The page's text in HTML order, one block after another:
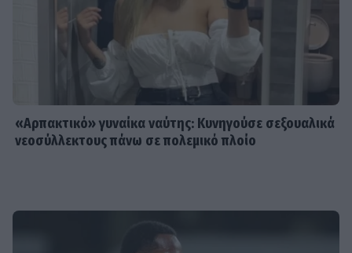
«Αρπακτικό» γυναίκα ναύτης: Κυνηγούσε σεξουαλικά
νεοσύλλεκτους πάνω σε πολεμικό πλοίο